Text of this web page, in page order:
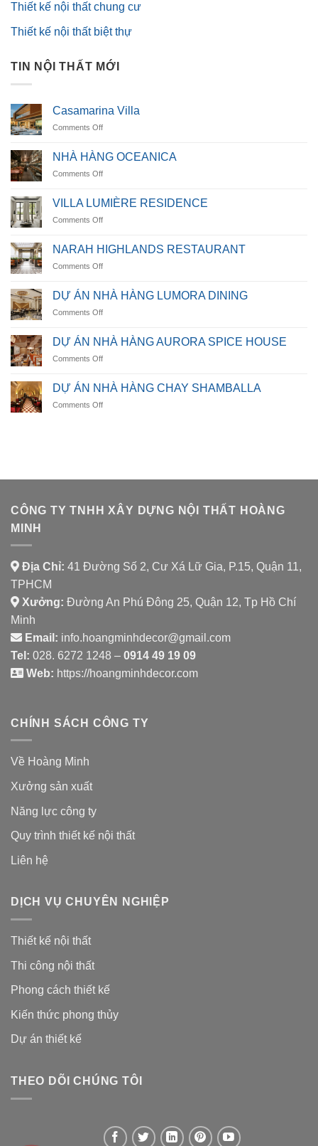
Thiết kế nội thất chung cư
Thiết kế nội thất biệt thự
TIN NỘI THẤT MỚI
Casamarina Villa
Comments Offon
Villa
NHÀ HÀNG OCEANICA
Comments Offon
HÀNG
OCEANICA
VILLA LUMIÈRE RESIDENCE
Comments Offon
LUMIÈRE
RESIDENCE
NARAH HIGHLANDS RESTAURANT
Comments Offon
HIGHLANDS
RESTAURANT
DỰ ÁN NHÀ HÀNG LUMORA DINING
Comments Offon
ÁN
NHÀ
HÀNG
DINING
DỰ ÁN NHÀ HÀNG AURORA SPICE HOUSE
Comments Offon
ÁN
NHÀ
HÀNG
DỰ ÁN NHÀ HÀNG CHAY SHAMBALLA
Comments Offon
CÔNG TY TNHH XÂY DỰNG NỘI THẤT HOÀNG
MINH
Địa Chỉ: 41 Đường Số 2, Cư Xá Lữ Gia, P.15, Quận 11,
TPHCM
Xưởng: Đường An Phú Đông 25, Quận 12, Tp Hồ Chí
Minh
Email: info.hoangminhdecor@gmail.com
Tel: 028. 6272 1248 – 0914 49 19 09
Web: https://hoangminhdecor.com
CHÍNH SÁCH CÔNG TY
Về Hoàng Minh
Xưởng sản xuất
Năng lực công ty
Quy trình thiết kế nội thất
Liên hệ
DỊCH VỤ CHUYÊN NGHIỆP
Thiết kế nội thất
Thi công nội thất
Phong cách thiết kế
Kiến thức phong thủy
Dự án thiết kế
THEO DÕI CHÚNG TÔI